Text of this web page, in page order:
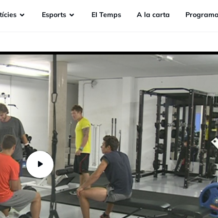
Esports EI Temps A la carta